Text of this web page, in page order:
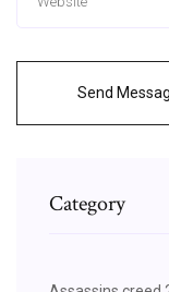
Send
Category